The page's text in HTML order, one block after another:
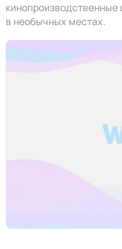
кинопроизводственные
в необычных местах.